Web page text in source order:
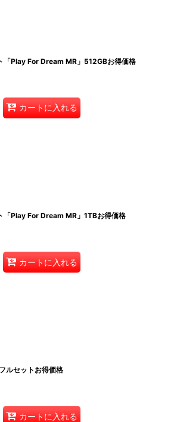
「Play For Dream MR」512GBお得価格
カートに入れる
「Play For Dream MR」1TBお得価格
カートに入れる
ルセットお得価格
カートに入れる